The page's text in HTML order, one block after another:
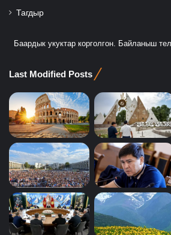
Тагдыр
Баардык укуктар корголгон. Байланыш
Last Modified Posts